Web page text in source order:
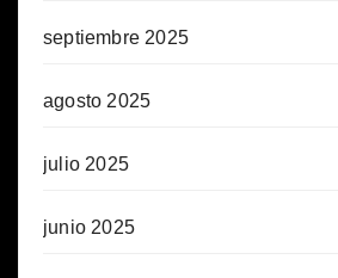
septiembre 2025
agosto 2025
julio 2025
junio 2025